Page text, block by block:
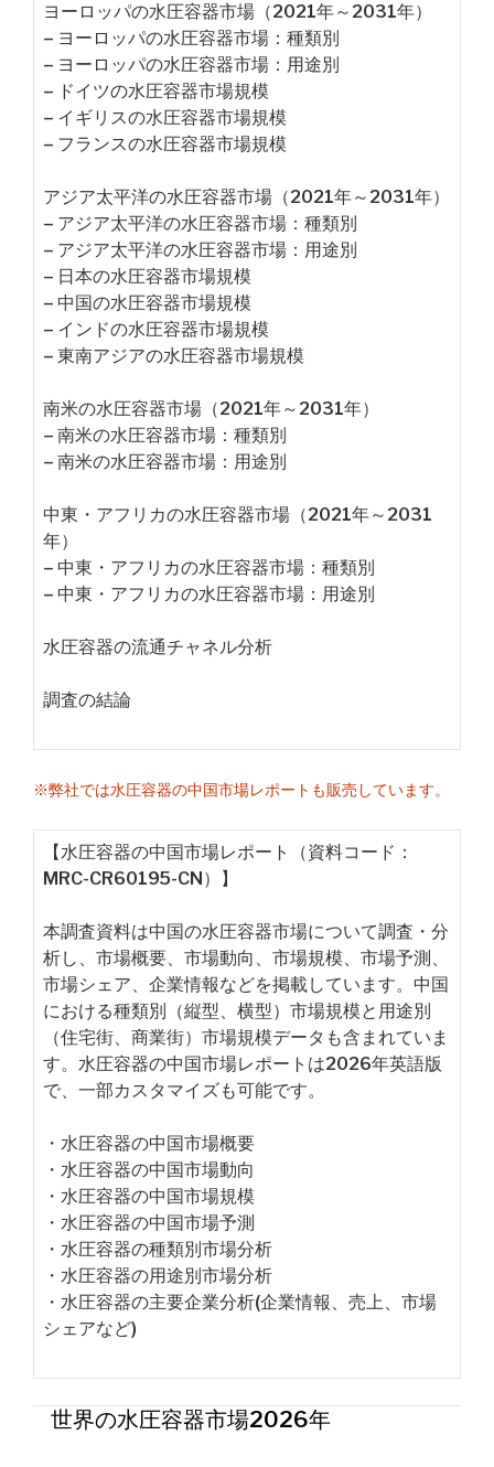
ヨーロッパの水圧容器市場（2021年～2031年）
– ヨーロッパの水圧容器市場：種類別
– ヨーロッパの水圧容器市場：用途別
– ドイツの水圧容器市場規模
– イギリスの水圧容器市場規模
– フランスの水圧容器市場規模
アジア太平洋の水圧容器市場（2021年～2031年）
– アジア太平洋の水圧容器市場：種類別
– アジア太平洋の水圧容器市場：用途別
– 日本の水圧容器市場規模
– 中国の水圧容器市場規模
– インドの水圧容器市場規模
– 東南アジアの水圧容器市場規模
南米の水圧容器市場（2021年～2031年）
– 南米の水圧容器市場：種類別
– 南米の水圧容器市場：用途別
中東・アフリカの水圧容器市場（2021年～2031
年）
– 中東・アフリカの水圧容器市場：種類別
– 中東・アフリカの水圧容器市場：用途別
水圧容器の流通チャネル分析
調査の結論
※弊社では水圧容器の中国市場レポートも販売しています。
【水圧容器の中国市場レポート（資料コード：
MRC-CR60195-CN）】
本調査資料は中国の水圧容器市場について調査・分
析し、市場概要、市場動向、市場規模、市場予測、
市場シェア、企業情報などを掲載しています。中国
における種類別（縦型、横型）市場規模と用途別
（住宅街、商業街）市場規模データも含まれていま
す。水圧容器の中国市場レポートは2026年英語版
で、一部カスタマイズも可能です。
・水圧容器の中国市場概要
・水圧容器の中国市場動向
・水圧容器の中国市場規模
・水圧容器の中国市場予測
・水圧容器の種類別市場分析
・水圧容器の用途別市場分析
・水圧容器の主要企業分析(企業情報、売上、市場
シェアなど)
世界の水圧容器市場2026年